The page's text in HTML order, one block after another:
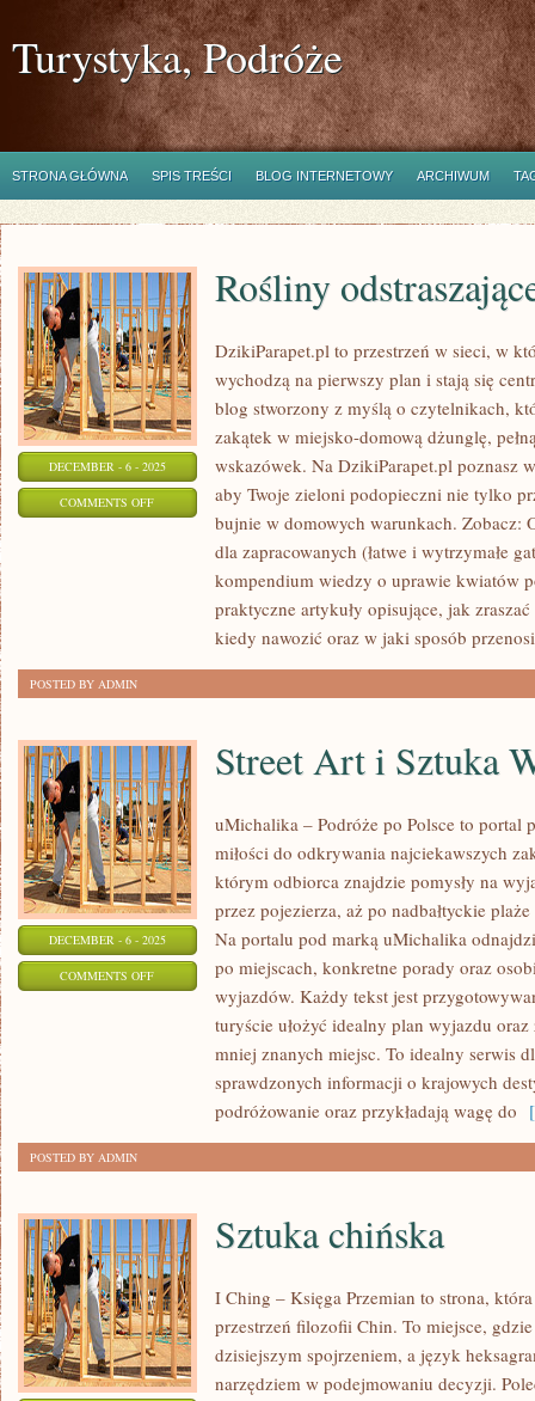
Turystyka, Podróże
STRONA GŁÓWNA SPIS TREŚCI BLOG INTERNETOWY ARCHIWUM
DECEMBER - 6 - 2025
COMMENTS OFFON
ODSTRASZAJĄCE
SZKODNIKI
Rośliny
DzikiParapet.pl to przestrzeń w sieci, w
wychodzą na pierwszy plan i stają się
blog stworzony z myślą o czytelnikach,
zakątek w miejsko-domową dżunglę,
wskazówek. Na DzikiParapet.pl poznasz
aby Twoje zieloni podopieczni nie tylko
bujnie w domowych warunkach. Zobacz:
dla zapracowanych (łatwe i wytrzymałe
kompendium wiedzy o uprawie kwiatów
praktyczne artykuły opisujące, jak
kiedy nawozić oraz w jaki sposób
POSTED BY ADMIN
DECEMBER - 6 - 2025
COMMENTS OFFON
WSPÓŁCZESNA
Street Art i Sztuka
uMichalika – Podróże po Polsce to portal
miłości do odkrywania najciekawszych
którym odbiorca znajdzie pomysły na
przez pojezierza, aż po nadbałtyckie
Na portalu pod marką uMichalika
po miejscach, konkretne porady oraz
wyjazdów. Każdy tekst jest
turyście ułożyć idealny plan wyjazdu
mniej znanych miejsc. To idealny serwis
sprawdzonych informacji o krajowych
podróżowanie oraz przykładają wagę do
POSTED BY ADMIN
Sztuka chińska
I Ching – Księga Przemian to strona,
przestrzeń filozofii Chin. To miejsce,
dzisiejszym spojrzeniem, a język
narzędziem w podejmowaniu decyzji.